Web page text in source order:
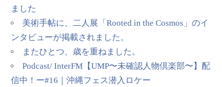
ました
美術手帖に、二人展「Rooted in the Cosmos」のイ
ンタビューが掲載されました。
またひとつ、歳を重ねました。
Podcast/ InterFM【UMP〜未確認人物倶楽部〜】配
信中！ー#16｜沖縄フェス潜入ロケー